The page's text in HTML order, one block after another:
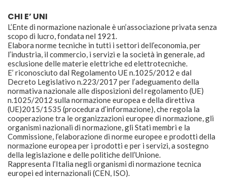
CHI E’ UNI
L’Ente di normazione nazionale è un’associazione privata senza
scopo di lucro, fondata nel 1921.
Elabora norme tecniche in tutti i settori dell’economia, per
l’industria, il commercio, i servizi e la società in generale, ad
esclusione delle materie elettriche ed elettrotecniche.
E’ riconosciuto dal Regolamento UE n.1025/2012 e dal
Decreto Legislativo n.223/2017 per l’adeguamento della
normativa nazionale alle disposizioni del regolamento (UE)
n.1025/2012 sulla normazione europea e della direttiva
(UE)2015/1535 (procedura d’informazione), che regola la
cooperazione tra le organizzazioni europee di normazione, gli
organismi nazionali di normazione, gli Stati membri e la
Commissione, l’elaborazione di norme europee e prodotti della
normazione europea per i prodotti e per i servizi, a sostegno
della legislazione e delle politiche dell’Unione.
Rappresenta l’Italia negli organismi di normazione tecnica
europei ed internazionali (CEN, ISO).